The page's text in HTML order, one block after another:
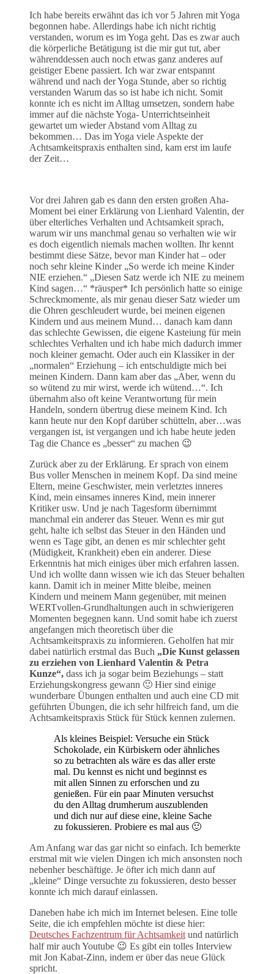
Ich habe bereits erwähnt das ich vor 5 Jahren mit Yoga
begonnen habe. Allerdings habe ich nicht richtig
verstanden, worum es im Yoga geht. Das es zwar auch
die körperliche Betätigung ist die mir gut tut, aber
währenddessen auch noch etwas ganz anderes auf
geistiger Ebene passiert. Ich war zwar entspannt
während und nach der Yoga Stunde, aber so richtig
verstanden Warum das so ist habe ich nicht. Somit
konnte ich es nicht im Alltag umsetzen, sondern habe
immer auf die nächste Yoga- Unterrichtseinheit
gewartet um wieder Abstand vom Alltag zu
bekommen… Das im Yoga viele Aspekte der
Achtsamkeitspraxis enthalten sind, kam erst im laufe
der Zeit…
Vor drei Jahren gab es dann den ersten großen Aha-
Moment bei einer Erklärung von Lienhard Valentin, der
über elterliches Verhalten und Achtsamkeit sprach,
warum wir uns manchmal genau so verhalten wie wir
es doch eigentlich niemals machen wollten. Ihr kennt
bestimmt diese Sätze, bevor man Kinder hat – oder
noch sehr kleine Kinder „So werde ich meine Kinder
NIE erziehen.“ „Diesen Satz werde ich NIE zu meinem
Kind sagen…“ *räusper* Ich persönlich hatte so einige
Schreckmomente, als mir genau dieser Satz wieder um
die Ohren geschleudert wurde, bei meinen eigenen
Kindern und aus meinem Mund… danach kam dann
das schlechte Gewissen, die eigene Kasteiung für mein
schlechtes Verhalten und ich habe mich dadurch immer
noch kleiner gemacht. Oder auch ein Klassiker in der
„normalen“ Erziehung – ich entschuldigte mich bei
meinen Kindern. Dann kam aber das „Aber, wenn du
so wütend zu mir wirst, werde ich wütend…“. Ich
übernahm also oft keine Verantwortung für mein
Handeln, sondern übertrug diese meinem Kind. Ich
kann heute nur den Kopf darüber schütteln, aber…was
vergangen ist, ist vergangen und ich habe heute jeden
Tag die Chance es „besser“ zu machen 😉
Zurück aber zu der Erklärung. Er sprach von einem
Bus voller Menschen in meinem Kopf. Da sind meine
Eltern, meine Geschwister, mein verletztes inneres
Kind, mein einsames inneres Kind, mein innerer
Kritiker usw. Und je nach Tagesform übernimmt
manchmal ein anderer das Steuer. Wenn es mir gut
geht, halte ich selbst das Steuer in den Händen und
wenn es Tage gibt, an denen es mir schlechter geht
(Müdigkeit, Krankheit) eben ein anderer. Diese
Erkenntnis hat mich einiges über mich erfahren lassen.
Und ich wollte dann wissen wie ich das Steuer behalten
kann. Damit ich in meiner Mitte bleibe, meinen
Kindern und meinem Mann gegenüber, mit meinen
WERTvollen-Grundhaltungen auch in schwierigeren
Momenten begegnen kann. Und somit habe ich zuerst
angefangen mich theoretisch über die
Achtsamkeitspraxis zu informieren. Geholfen hat mir
dabei natürlich erstmal das Buch „Die Kunst gelassen
zu erziehen von Lienhard Valentin & Petra
Kunze“, dass ich ja sogar beim Beziehungs – statt
Erziehungskongress gewann 🙂 Hier sind einige
wunderbare Übungen enthalten und auch eine CD mit
geführten Übungen, die ich sehr hilfreich fand, um die
Achtsamkeitspraxis Stück für Stück kennen zulernen.
Als kleines Beispiel: Versuche ein Stück
Schokolade, ein Kürbiskern oder ähnliches
so zu betrachten als wäre es das aller erste
mal. Du kennst es nicht und beginnst es
mit allen Sinnen zu erforschen und zu
genießen. Für ein paar Minuten versuchst
du den Alltag drumherum auszublenden
und dich nur auf diese eine, kleine Sache
zu fokussieren. Probiere es mal aus 🙂
Am Anfang war das gar nicht so einfach. Ich bemerkte
erstmal mit wie vielen Dingen ich mich ansonsten noch
nebenher beschäftige. Je öfter ich mich dann auf
„kleine“ Dinge versuchte zu fokussieren, desto besser
konnte ich mich darauf einlassen.
Daneben habe ich mich im Internet belesen. Eine tolle
Seite, die ich empfehlen möchte ist diese hier:
Deutsches Fachzentrum für Achtsamkeit und natürlich
half mir auch Youtube 😉 Es gibt ein tolles Interview
mit Jon Kabat-Zinn, indem er über das neue Glück
spricht.